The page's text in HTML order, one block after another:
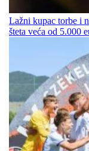
Lažni kupac torbe i
šteta veća od 5.000